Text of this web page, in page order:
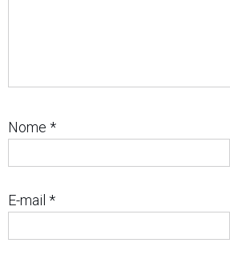
Nome *
E-mail *